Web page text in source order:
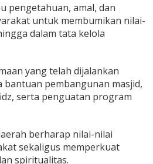
pengetahuan, amal, dan
untuk membumikan nilai-
dalam tata kelola
yang telah dijalankan
bantuan pembangunan masjid,
serta penguatan program
berharap nilai-nilai
sekaligus memperkuat
spiritualitas.